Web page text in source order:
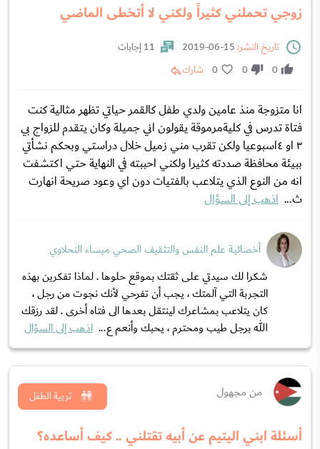
زوجي تحملني كثيراً ولكني لا أتخطى الماضي
تاريخ النشر:
11 إجابات
0
0
0 شارك
انا متزوجة منذ عامين ولدي طفل كالقمر حياتي تظهر مثالية كنت
فتاة تدرس في كليةمرموقة يقولون اني جميلة وكان يتقدم للزواج بي
٣ او ٤اسبوعيا ولكن تقرب مني زميل خلال دراستي وبحكم نشأتي
ببيئة محافظة صددته كثيرا ولكني احببته في النهاية حتي اكتشفت
انه من النوع الذي يتلاعب بالفتيات دون اي وعود صريحة انهارت
ث... اذهب إلى السؤال
أخصائية علم النفس والتثقيف الصحي ميساء النحلاوي
شكرا لك سيدتي على ثقتك بموقع حلوها . لماذا تفكرين بهذه
التجربة التي آلمتك ، يجب أن تفرحي لأنك نجوت من رجل ،
كان يتلاعب بمشاعرك لينتقل بعدها الى فتاه أخرى . لقد رزقك
الله برجل طيب ومحترم ، يحبك وأنعم ع... اذهب إلى السؤال
من مجهول
أسئلة ابني اليتيم عن أبيه تقتلني .. كيف أساعده؟
تربية الطفل